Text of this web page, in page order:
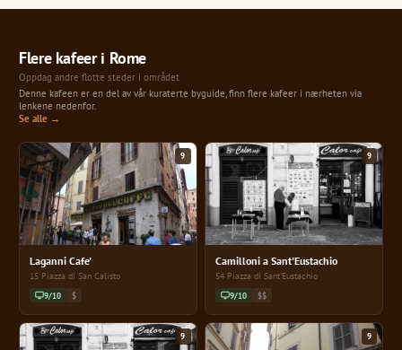
Flere kafeer i Rome
Oppdag andre flotte steder i området
Denne kafeen er en del av vår kuraterte byguide, finn flere kafeer i nærheten via
lenkene nedenfor.
Se alle →
9
Laganni Cafe'
15 Piazza di San Calisto
9/10 $
9
Camilloni a Sant'Eustachio
54 Piazza di Sant'Eustachio
9/10 $$
9 9